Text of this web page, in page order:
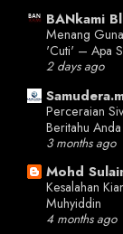
BANkami
Menang
'Cuti' – Apa
2 days ago
Perceraian
Beritahu Anda
3 months ago
Mohd
Kesalahan
Muhyiddin
4 months ago